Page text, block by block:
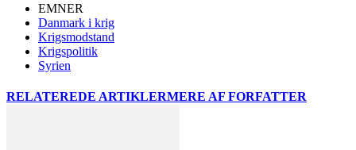
EMNER
Danmark i krig
Krigsmodstand
Krigspolitik
Syrien
RELATEREDE ARTIKLERMERE AF FORFATTER